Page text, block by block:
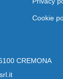
Cookie
CREMONA